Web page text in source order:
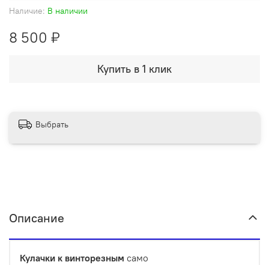
Наличие: В наличии
8 500 ₽
Купить в 1 клик
Выбрать
Описание
Кулачки к винторезным само